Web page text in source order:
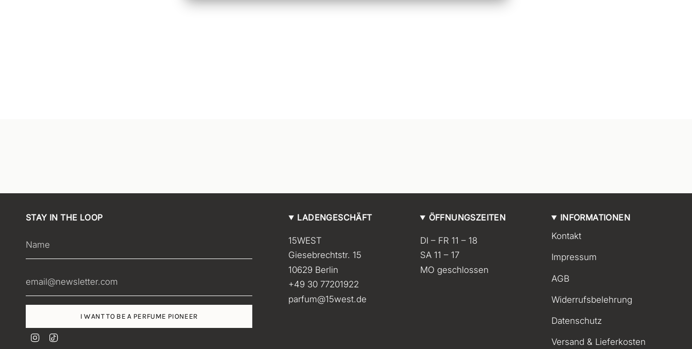
STAY IN THE LOOP
I WANT TO BE A PERFUME PIONEER
LADENGESCHÄFT
15WEST
Giesebrechtstr. 15
10629 Berlin
+49 30 77201922
parfum@15west.de
ÖFFNUNGSZEITEN
DI – FR 11 – 18
SA 11 – 17
MO geschlossen
INFORMATIONEN
Kontakt
Impressum
AGB
Widerrufsbelehrung
Datenschutz
Versand & Lieferkosten